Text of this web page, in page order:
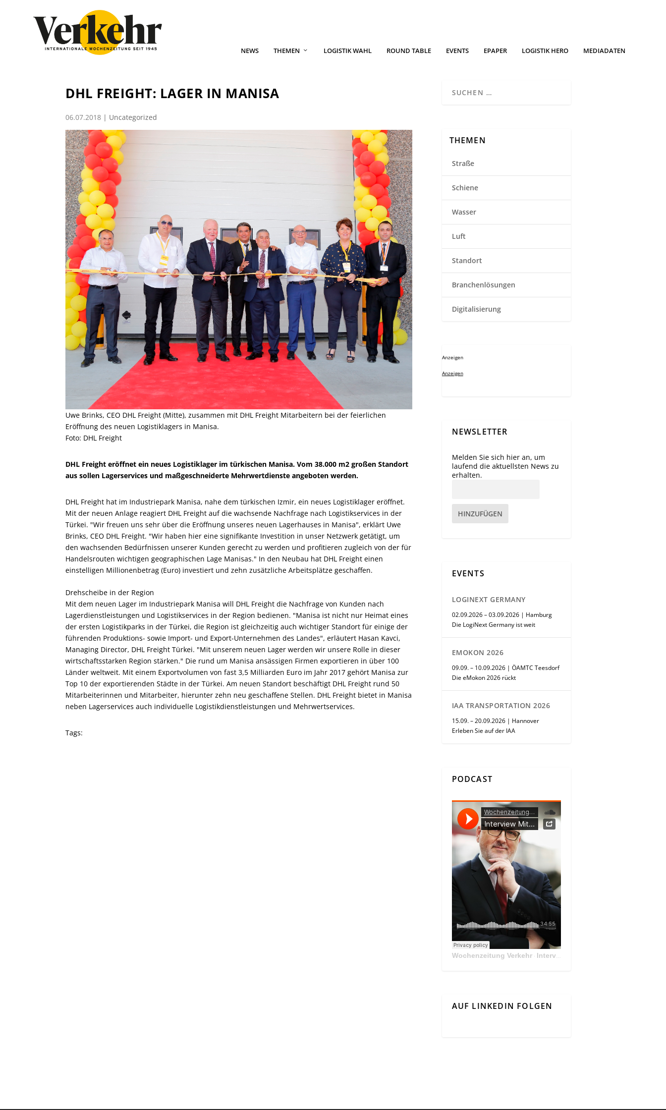
NEWS THEMEN LOGISTIK WAHL ROUND TABLE EVENTS EPAPER LOGISTIK HERO MEDIADATEN
DHL FREIGHT: LAGER IN MANISA
06.07.2018 | Uncategorized
Uwe Brinks, CEO DHL Freight (Mitte), zusammen mit DHL Freight Mitarbeitern bei der feierlichen
Eröffnung des neuen Logistiklagers in Manisa.
Foto: DHL Freight
DHL Freight eröffnet ein neues Logistiklager im türkischen Manisa. Vom 38.000 m2 großen Standort
aus sollen Lagerservices und maßgeschneiderte Mehrwertdienste angeboten werden.
DHL Freight hat im Industriepark Manisa, nahe dem türkischen Izmir, ein neues Logistiklager eröffnet.
Mit der neuen Anlage reagiert DHL Freight auf die wachsende Nachfrage nach Logistikservices in der
Türkei. "Wir freuen uns sehr über die Eröffnung unseres neuen Lagerhauses in Manisa", erklärt Uwe
Brinks, CEO DHL Freight. "Wir haben hier eine signifikante Investition in unser Netzwerk getätigt, um
den wachsenden Bedürfnissen unserer Kunden gerecht zu werden und profitieren zugleich von der für
Handelsrouten wichtigen geographischen Lage Manisas." In den Neubau hat DHL Freight einen
einstelligen Millionenbetrag (Euro) investiert und zehn zusätzliche Arbeitsplätze geschaffen.
Drehscheibe in der Region
Mit dem neuen Lager im Industriepark Manisa will DHL Freight die Nachfrage von Kunden nach
Lagerdienstleistungen und Logistikservices in der Region bedienen. "Manisa ist nicht nur Heimat eines
der ersten Logistikparks in der Türkei, die Region ist gleichzeitig auch wichtiger Standort für einige der
führenden Produktions- sowie Import- und Export-Unternehmen des Landes", erläutert Hasan Kavci,
Managing Director, DHL Freight Türkei. "Mit unserem neuen Lager werden wir unsere Rolle in dieser
wirtschaftsstarken Region stärken." Die rund um Manisa ansässigen Firmen exportieren in über 100
Länder weltweit. Mit einem Exportvolumen von fast 3,5 Milliarden Euro im Jahr 2017 gehört Manisa zur
Top 10 der exportierenden Städte in der Türkei. Am neuen Standort beschäftigt DHL Freight rund 50
Mitarbeiterinnen und Mitarbeiter, hierunter zehn neu geschaffene Stellen. DHL Freight bietet in Manisa
neben Lagerservices auch individuelle Logistikdienstleistungen und Mehrwertservices.
Tags:
THEMEN
Straße
Schiene
Wasser
Luft
Standort
Branchenlösungen
Digitalisierung
Anzeigen
Anzeigen
NEWSLETTER
Melden Sie sich hier an, um
laufend die aktuellsten News zu
erhalten.
HINZUFÜGEN
EVENTS
LOGINEXT GERMANY
02.09.2026 – 03.09.2026 | Hamburg
Die LogiNext Germany ist weit
EMOKON 2026
09.09. – 10.09.2026 | ÖAMTC Teesdorf
Die eMokon 2026 rückt
IAA TRANSPORTATION 2026
15.09. – 20.09.2026 | Hannover
Erleben Sie auf der IAA
PODCAST
Wochenzeitung Verkehr· Interview Mit Andreas Matthä, CEO der ÖBB Holding
AUF LINKEDIN FOLGEN